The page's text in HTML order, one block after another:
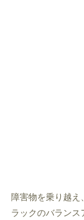
障害物を乗り越え
ラックのバランス